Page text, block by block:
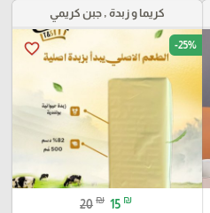
كريما و زبدة , جبن كريمي
favorite_border -25%
20 ₪ 15 ₪